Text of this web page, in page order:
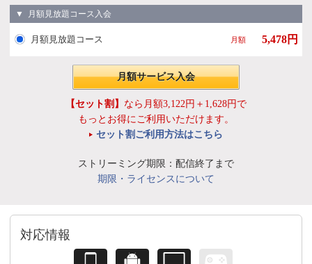
▼ 月額見放題コース入会
月額見放題コース 月額 5,478円
月額サービス入会
【セット割】 なら月額3,122円＋1,628円で
もっとお得にご利用いただけます。
セット割ご利用方法はこちら
ストリーミング期限：配信終了まで
期限・ライセンスについて
対応情報